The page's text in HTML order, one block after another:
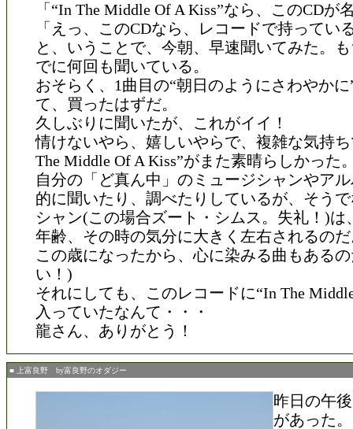
「“In The Middle Of A Kiss”なら、このCDが
「えっ、このCDなら、レコードで持ってい
と、いうことで、今朝、早速聞いてみた。
でに何回も聞いている。
おそらく、1曲目の“朝日のようにさわやか
て、買ったはずだ。
久しぶりに聞いたが、これがイイ！
情けないやら、嬉しいやらで、複雑な気持
The Middle Of A Kiss”がまた素晴らしかった
自分の「ど真ん中」のミュージシャンやア
的に聞いたり、調べたりしているが、そう
シャン(この場合ズート・シムス。失礼！)は
年齢、その時の気分に大きく左右されるの
この歳になったから、心に染みる曲もある
い！)
それにしても、このレコードに“In The
入っていたなんて・・・
龍さん、ありがとう！
■ 上富良野 by富良野のオダジー
昨日の午
があった。